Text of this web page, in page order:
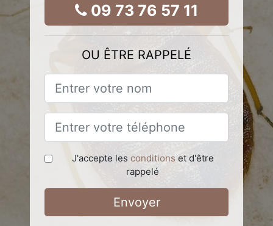
09 73 76 57 11
OU ÊTRE RAPPELÉ
J'accepte les conditions et d'être
rappelé
Envoyer